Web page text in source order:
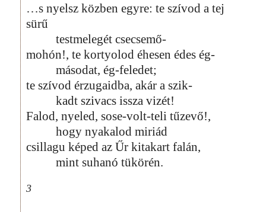
…s nyelsz közben egyre: te szívod a tej
sürű
testmelegét csecsemő-
mohón!, te kortyolod éhesen édes ég-
másodat, ég-feledet;
te szívod érzugaidba, akár a szik-
kadt szivacs issza vizét!
Falod, nyeled, sose-volt-teli tűzevő!,
hogy nyakalod miriád
csillagu képed az Űr kitakart falán,
mint suhanó tükörén.
3